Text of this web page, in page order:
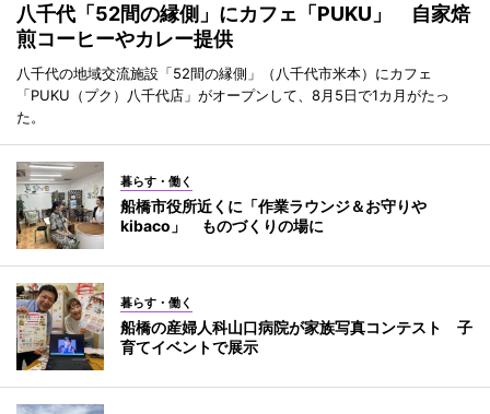
八千代「52間の縁側」にカフェ「PUKU」 自家焙
煎コーヒーやカレー提供
八千代の地域交流施設「52間の縁側」（八千代市米本）にカフェ
「PUKU（プク）八千代店」がオープンして、8月5日で1カ月がたっ
た。
暮らす・働く
船橋市役所近くに「作業ラウンジ＆お守りや
kibaco」 ものづくりの場に
暮らす・働く
船橋の産婦人科山口病院が家族写真コンテスト 子
育てイベントで展示